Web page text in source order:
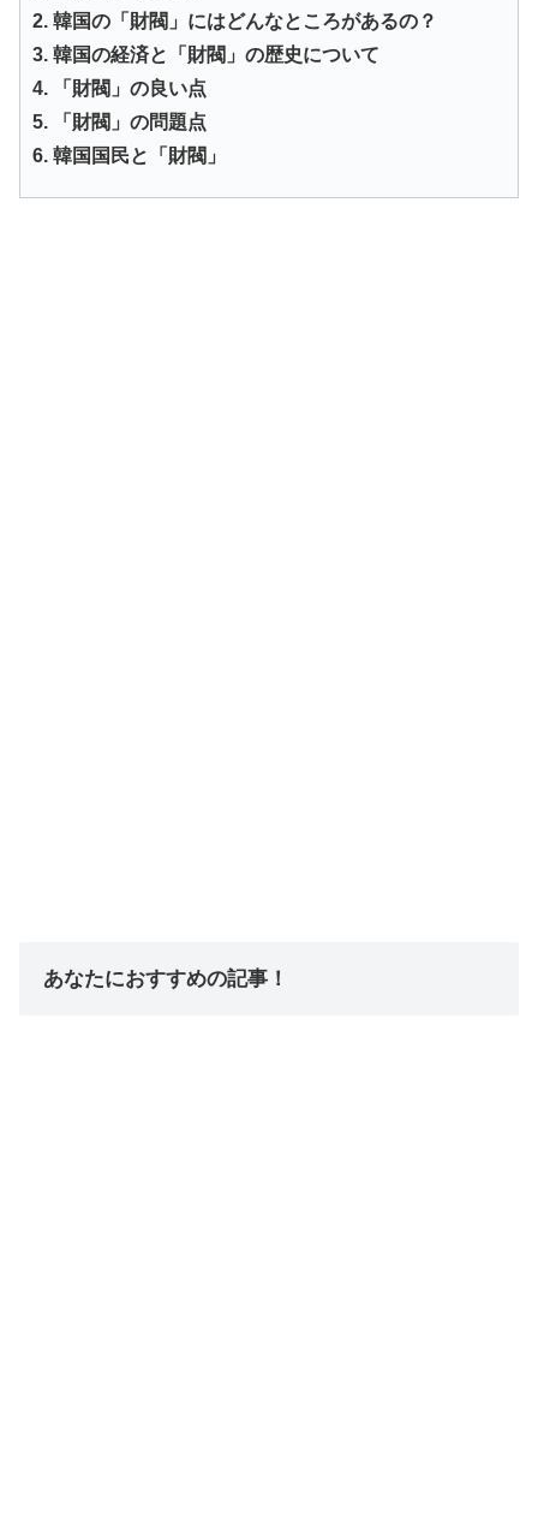
2. 韓国の「財閥」にはどんなところがあるの？
3. 韓国の経済と「財閥」の歴史について
4. 「財閥」の良い点
5. 「財閥」の問題点
6. 韓国国民と「財閥」
あなたにおすすめの記事！